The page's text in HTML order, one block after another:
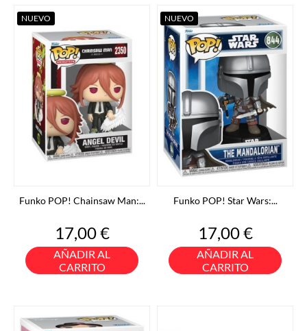
Funko POP! Chainsaw Man:...
Precio
17,00 €
AÑADIR AL
CARRITO
NUEVO
Funko POP! Star Wars:...
Precio
17,00 €
AÑADIR AL
CARRITO
NUEVO